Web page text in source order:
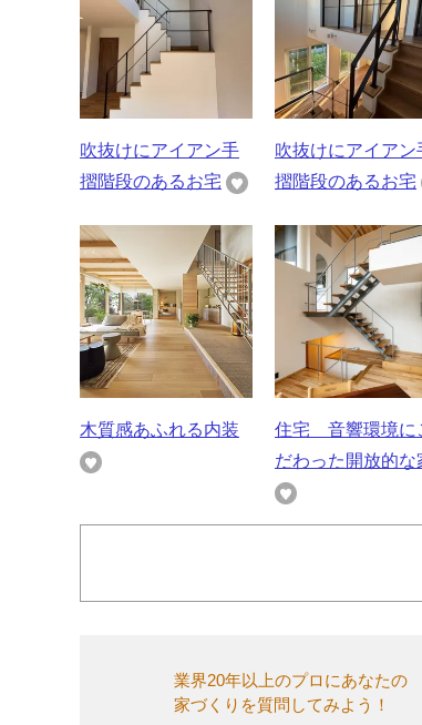
吹抜けにアイアン手
摺階段のあるお宅
吹抜けにアイアン
摺階段のあるお宅
木質感あふれる内装
住宅 音響環境に
だわった開放的な
業界20年以上のプロにあなたの
家づくりを質問してみよう！